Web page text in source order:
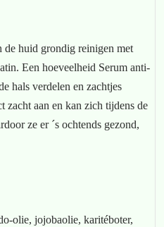
de huid grondig reinigen met
Een hoeveelheid Serum anti-
hals verdelen en zachtjes
zacht aan en kan zich tijdens de
ze er ´s ochtends gezond,
olie, jojobaolie, karitéboter,